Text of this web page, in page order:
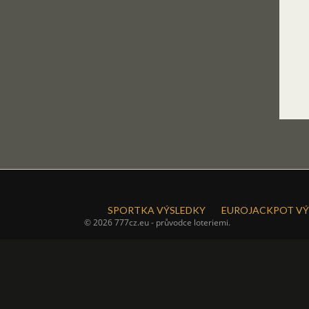
SPORTKA VÝSLEDKY EUROJACKPOT
© 2026 777cz.eu - průvodce loteriemi.